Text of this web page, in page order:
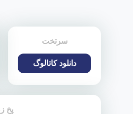
سرتخت
دانلود کاتالوگ
پخ